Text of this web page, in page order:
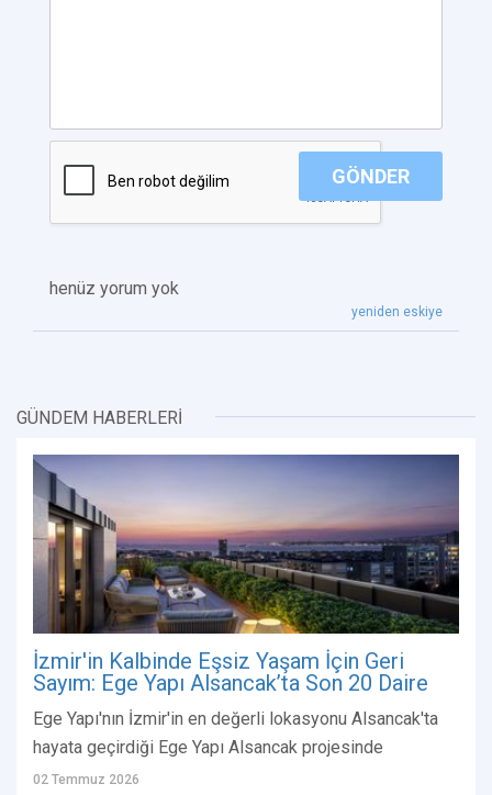
GÖNDER
henüz yorum yok
yeniden eskiye
GÜNDEM HABERLERİ
İzmir'in Kalbinde Eşsiz Yaşam İçin Geri
Sayım: Ege Yapı Alsancak’ta Son 20 Daire
Ege Yapı'nın İzmir'in en değerli lokasyonu Alsancak'ta
hayata geçirdiği Ege Yapı Alsancak projesinde
02 Temmuz 2026